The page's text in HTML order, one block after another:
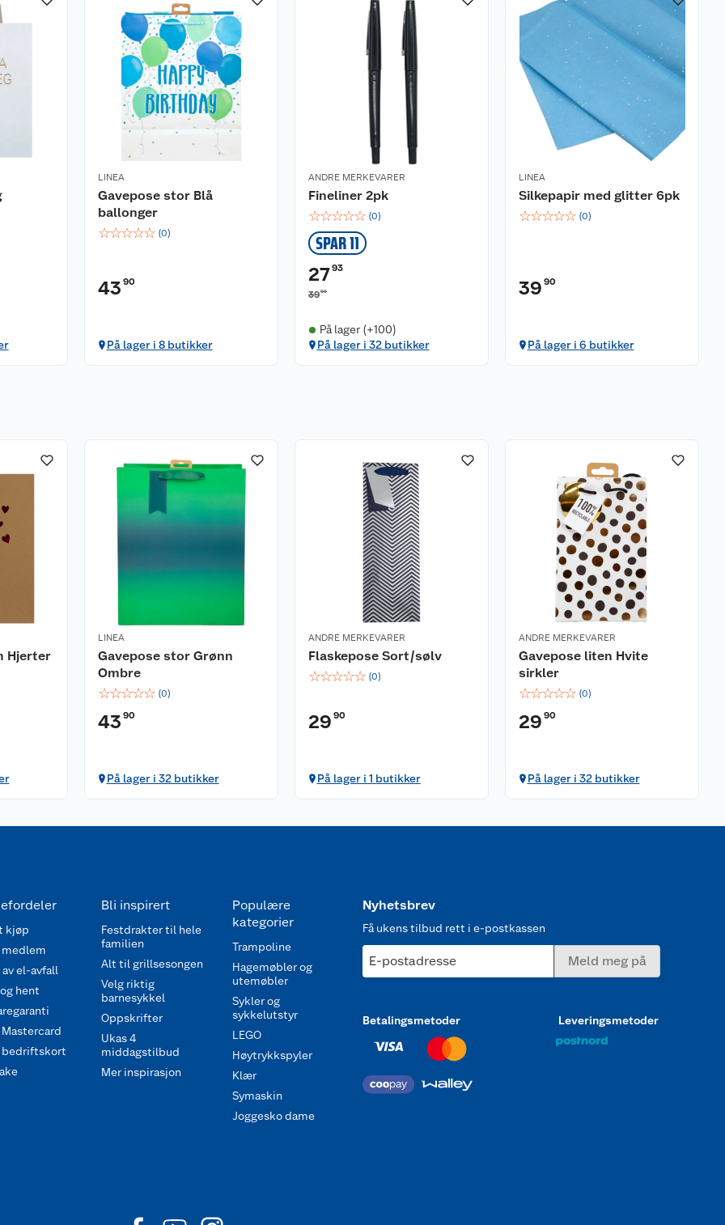
LINEA
Gavepose stor Blå
ballonger
☆☆☆☆☆ (0)
43 90
På lager i 8 butikker
ANDRE MERKEVARER
Fineliner 2pk
☆☆☆☆☆ (0)
SPAR 11
2793
3990
På lager (+100)
På lager i 32 butikker
LINEA
Silkepapir med glitter 6pk
☆☆☆☆☆ (0)
39 90
På lager i 6 butikker
Hjerter
LINEA
Gavepose stor Grønn
Ombre
☆☆☆☆☆ (0)
43 90
På lager i 32 butikker
ANDRE MERKEVARER
Flaskepose Sort/sølv
☆☆☆☆☆ (0)
29 90
På lager i 1 butikker
ANDRE MERKEVARER
Gavepose liten Hvite
sirkler
☆☆☆☆☆ (0)
29 90
På lager i 32 butikker
kjøp
medlem
av el-avfall
hent
bedriftskort
Bli inspirert
Festdrakter til hele
familien
Alt til grillsesongen
Velg riktig
barnesykkel
Oppskrifter
Ukas 4
middagstilbud
Mer inspirasjon
Populære
kategorier
Trampoline
Hagemøbler og
utemøbler
Sykler og
sykkelutstyr
LEGO
Høytrykkspyler
Klær
Symaskin
Joggesko dame
Nyhetsbrev
Få ukens tilbud rett i e-postkassen
E-postadresse Meld meg på
Betalingsmetoder Leveringsmetoder